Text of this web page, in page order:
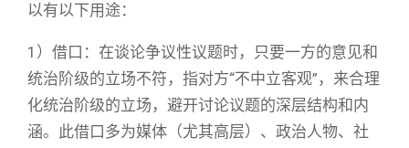
以有以下用途：
1）借口：在谈论争议性议题时，只要一方的意见和
统治阶级的立场不符，指对方“不中立客观”，来合理
化统治阶级的立场，避开讨论议题的深层结构和内
涵。此借口多为媒体（尤其高层）、政治人物、社